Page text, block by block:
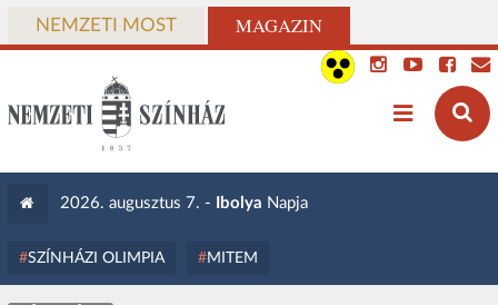
NEMZETI MOST MAGAZIN
2026. augusztus 7. - Ibolya Napja
SZÍNHÁZI OLIMPIA MITEM